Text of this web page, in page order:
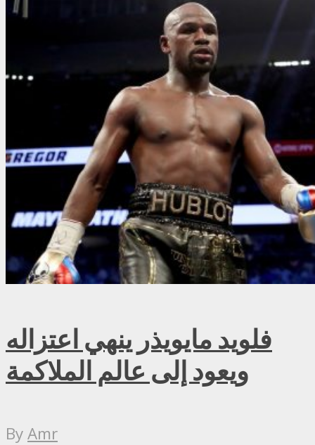
فلويد مايويذر ينهي اعتزاله
ويعود إلى عالم الملاكمة
ByAmr